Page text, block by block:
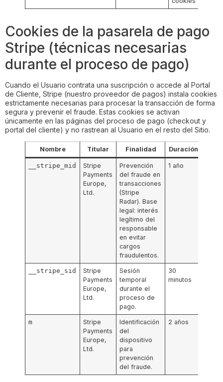
Cookies de la pasarela de pago
Stripe (técnicas necesarias
durante el proceso de pago)
Cuando el Usuario contrata una suscripción o accede al Portal
de Cliente, Stripe (nuestro proveedor de pagos) instala cookies
estrictamente necesarias para procesar la transacción de forma
segura y prevenir el fraude. Estas cookies se activan
únicamente en las páginas del proceso de pago (checkout y
portal del cliente) y no rastrean al Usuario en el resto del Sitio.
Nombre Titular Finalidad Duración
__stripe_mid
Stripe
Payments
Europe,
Ltd.
Prevención
del fraude en
transacciones
(Stripe
Radar). Base
legal: interés
legítimo del
responsable
en evitar
cargos
fraudulentos.
1 año
__stripe_sid
Stripe
Payments
Europe,
Ltd.
Sesión
temporal
durante el
proceso de
pago.
30
minutos
m
Stripe
Payments
Europe,
Ltd.
Identificación
del
dispositivo
para
prevención
del fraude.
2 años